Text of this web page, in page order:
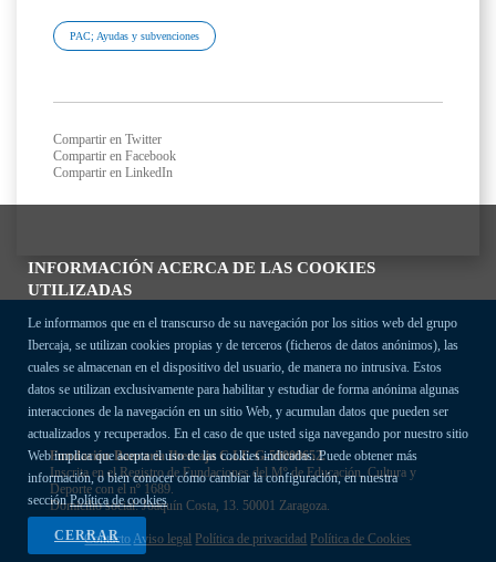
INFORMACIÓN ACERCA DE LAS COOKIES
UTILIZADAS
Le informamos que en el transcurso de su navegación por los sitios web del grupo
Ibercaja, se utilizan cookies propias y de terceros (ficheros de datos anónimos), las
cuales se almacenan en el dispositivo del usuario, de manera no intrusiva. Estos
datos se utilizan exclusivamente para habilitar y estudiar de forma anónima algunas
interacciones de la navegación en un sitio Web, y acumulan datos que pueden ser
actualizados y recuperados. En el caso de que usted siga navegando por nuestro sitio
Web implica que acepta el uso de las cookies indicadas. Puede obtener más
información, o bien conocer cómo cambiar la configuración, en nuestra
secciónPolítica de cookies
CERRAR
PAC; Ayudas y subvenciones
Compartir en Twitter
Compartir en Facebook
Compartir en LinkedIn
Fundación Bancaria Ibercaja C.I.F. G-50000652.
Inscrita en el Registro de Fundaciones del Mº de Educación, Cultura y
Deporte con el nº 1689.
Domicilio social: Joaquín Costa, 13. 50001 Zaragoza.
ContactoAviso legal Política de privacidad Política de Cookies